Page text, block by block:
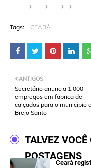
Tags: CEARÁ
ANTIGOS
Secretário anuncia 1.000
empregos em fábrica de
calçados para o município
Brejo Santo
TALVEZ VOCÊ
POSTAGENS
Ceará